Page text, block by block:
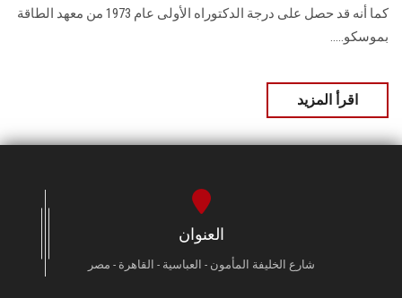
كما أنه قد حصل على درجة الدكتوراه الأولى عام 1973 من معهد الطاقة
بموسكو.....
اقرأ المزيد
العنوان
شارع الخليفة المأمون - العباسية - القاهرة - مصر